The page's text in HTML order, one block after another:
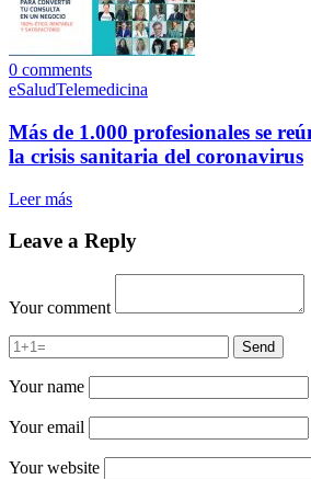
0 comments
eSaludTelemedicina
Más de 1.000 profesionales se
la crisis sanitaria del coronavirus
Leer más
Leave a Reply
Your comment
Your name
Your email
Your website